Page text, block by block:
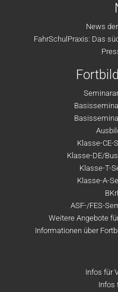
News
FahrSchulPraxis: Das
Klasse-CE-
Klasse-DE/
Klasse-T-
Klasse-A-
ASF-/FES-
Weitere Angebote
Informationen über
Infos für
Infos